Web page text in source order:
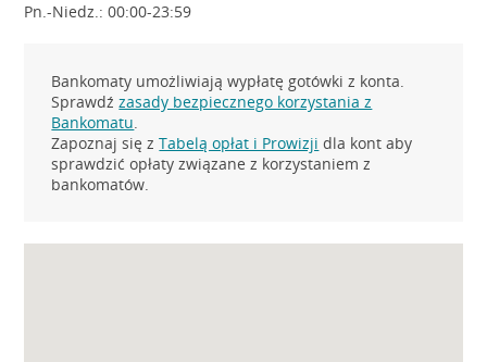
Pn.-Niedz.: 00:00-23:59
Bankomaty umożliwiają wypłatę gotówki z konta.
Sprawdźzasady bezpiecznego korzystania z
Bankomatu.
Zapoznaj się zTabelą opłat i Prowizji dla kont aby
sprawdzić opłaty związane z korzystaniem z
bankomatów.